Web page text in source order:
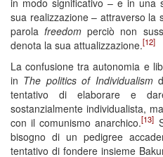
in modo significativo – e in una
sua realizzazione – attraverso la
parolafreedom perciò non
denota la sua attualizzazione.[12]
La confusione tra autonomia e
in The politics of Individualism
tentativo di elaborare e
sostanzialmente individualista,
con il comunismo anarchico.[13]
bisogno di un pedigree
tentativo di fondere insieme